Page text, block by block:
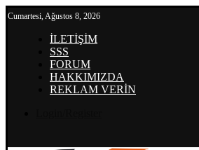
Cumartesi, Ağustos 8, 2026
İLETİŞİM
SSS
FORUM
HAKKIMIZDA
REKLAM VERİN